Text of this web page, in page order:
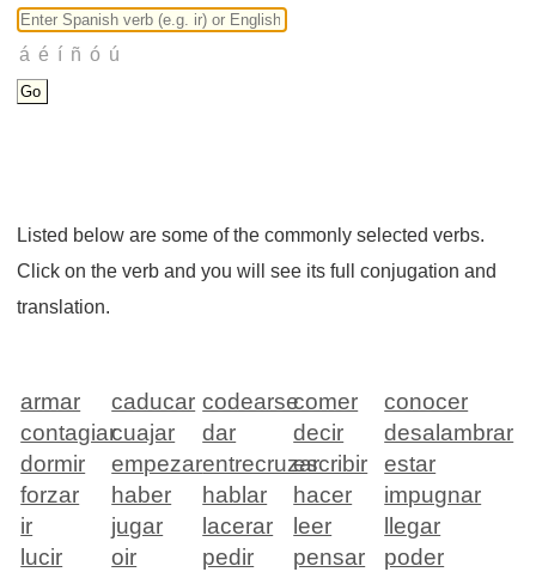
Listed below are some of the commonly selected verbs.
Click on the verb and you will see its full conjugation and
translation.
armar caducar codearsecomer
conocer
contagiarcuajar dar decir
desalambrar
dormir
empezarentrecruzarescribir
estar
forzar
haber hablar hacer
impugnar
ir
jugar lacerar leer
llegar
lucir
oir pedir pensar
poder